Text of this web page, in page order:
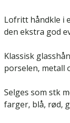
Lofritt håndkle i
den ekstra god
Klassisk
porselen, metall
Selges som stk
farger, blå, rød,